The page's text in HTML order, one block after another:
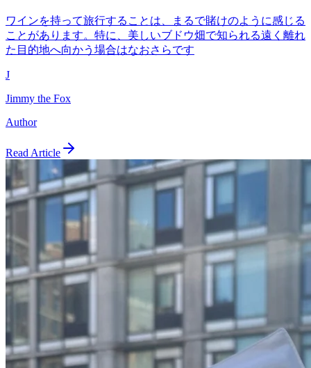
ワインを持って旅行することは、まるで賭けのように感じる
ことがあります。特に、美しいブドウ畑で知られる遠く離れ
た目的地へ向かう場合はなおさらです
J
Jimmy the Fox
Author
Read Article